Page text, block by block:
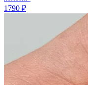
1790 ₽